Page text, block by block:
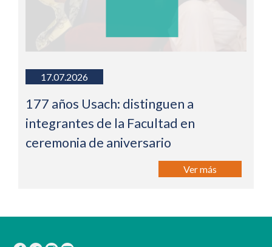
17.07.2026
177 años Usach: distinguen a
integrantes de la Facultad en
ceremonia de aniversario
Ver más